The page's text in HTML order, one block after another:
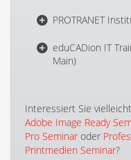
PROTRANET
eduCADion IT
Main)
Interessiert Sie
Adobe Image Ready
Pro Seminar oder
Printmedien Seminar?